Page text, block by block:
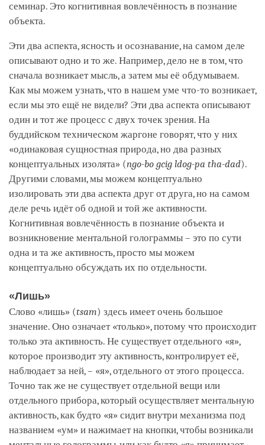
семинар. Это когнитивная вовлечённость в познание
объекта.
Эти два аспекта, ясность и осознавание, на самом деле
описывают одно и то же. Например, дело не в том, что
сначала возникает мысль, а затем мы её обдумываем.
Как мы можем узнать, что в нашем уме что-то возникает,
если мы это ещё не видели? Эти два аспекта описывают
один и тот же процесс с двух точек зрения. На
буддийском техническом жаргоне говорят, что у них
«одинаковая сущностная природа, но два разных
концептуальных изолята» (ngo-bo gcig ldog-pa tha-dad).
Другими словами, мы можем концептуально
изолировать эти два аспекта друг от друга, но на самом
деле речь идёт об одной и той же активности.
Когнитивная вовлечённость в познание объекта и
возникновение ментальной голограммы – это по сути
одна и та же активность, просто мы можем
концептуально обсуждать их по отдельности.
«Лишь»
Слово «лишь» (tsam) здесь имеет очень большое
значение. Оно означает «только», потому что происходит
только эта активность. Не существует отдельного «я»,
которое производит эту активность, контролирует её,
наблюдает за ней, – «я», отдельного от этого процесса.
Точно так же не существует отдельной вещи или
отдельного прибора, который осуществляет ментальную
активность, как будто «я» сидит внутри механизма под
названием «ум» и нажимает на кнопки, чтобы возникали